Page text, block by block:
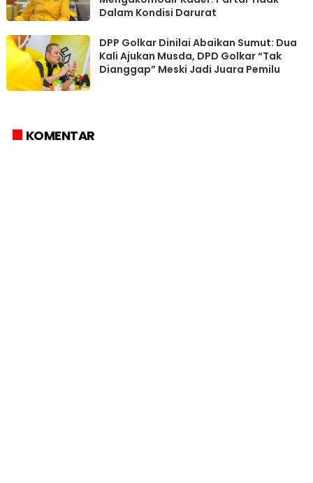
Dalam Kondisi Darurat
DPP Golkar Dinilai Abaikan Sumut: Dua
Kali Ajukan Musda, DPD Golkar “Tak
Dianggap” Meski Jadi Juara Pemilu
KOMENTAR